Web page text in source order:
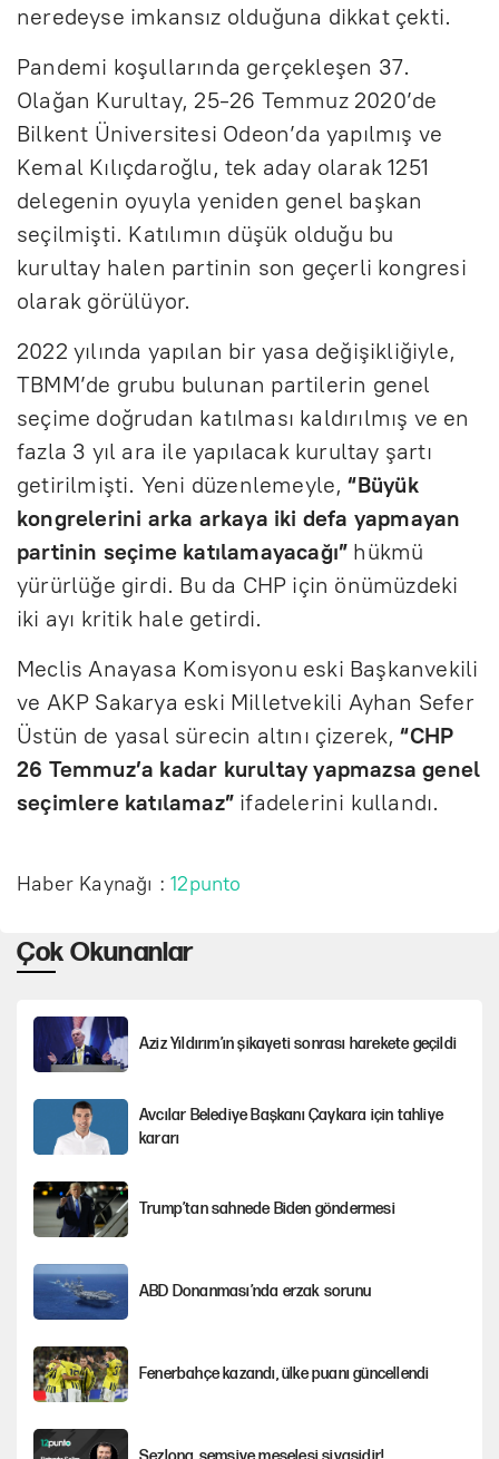
neredeyse imkansız olduğuna dikkat çekti.
Pandemi koşullarında gerçekleşen 37.
Olağan Kurultay, 25-26 Temmuz 2020’de
Bilkent Üniversitesi Odeon’da yapılmış ve
Kemal Kılıçdaroğlu, tek aday olarak 1251
delegenin oyuyla yeniden genel başkan
seçilmişti. Katılımın düşük olduğu bu
kurultay halen partinin son geçerli kongresi
olarak görülüyor.
2022 yılında yapılan bir yasa değişikliğiyle,
TBMM’de grubu bulunan partilerin genel
seçime doğrudan katılması kaldırılmış ve en
fazla 3 yıl ara ile yapılacak kurultay şartı
getirilmişti. Yeni düzenlemeyle,“Büyük
kongrelerini arka arkaya iki defa yapmayan
partinin seçime katılamayacağı” hükmü
yürürlüğe girdi. Bu da CHP için önümüzdeki
iki ayı kritik hale getirdi.
Meclis Anayasa Komisyonu eski Başkanvekili
ve AKP Sakarya eski Milletvekili Ayhan Sefer
Üstün de yasal sürecin altını çizerek,“CHP
26 Temmuz’a kadar kurultay yapmazsa genel
seçimlere katılamaz” ifadelerini kullandı.
Haber Kaynağı :12punto
Çok Okunanlar
Aziz Yıldırım’ın şikayeti sonrası harekete geçildi
Avcılar Belediye Başkanı Çaykara için tahliye
kararı
Trump’tan sahnede Biden göndermesi
ABD Donanması’nda erzak sorunu
Fenerbahçe kazandı, ülke puanı güncellendi